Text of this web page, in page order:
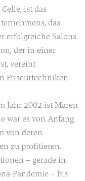
ist das
das
erfolgreiche Salons
der in einer
vereint
Friseurtechniken.
Jahr 2002 ist Maren
war es von Anfang
von deren
zu profitieren.
– gerade in
Pandemie – bis